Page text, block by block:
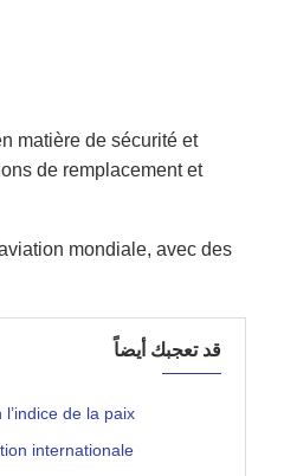
matière de sécurité et
de remplacement et
mondiale, avec des
قد تعجبك أيضاً
de la paix
internationale